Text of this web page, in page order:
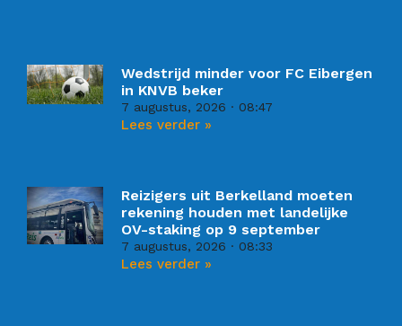
Wedstrijd minder voor FC Eibergen
in KNVB beker
7 augustus, 2026 08:47
Lees verder »
Reizigers uit Berkelland moeten
rekening houden met landelijke
OV-staking op 9 september
7 augustus, 2026 08:33
Lees verder »